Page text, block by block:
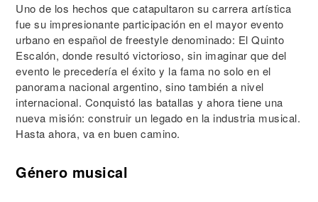
Uno de los hechos que catapultaron su carrera artística
fue su impresionante participación en el mayor evento
urbano en español de freestyle denominado: El Quinto
Escalón, donde resultó victorioso, sin imaginar que del
evento le precedería el éxito y la fama no solo en el
panorama nacional argentino, sino también a nivel
internacional. Conquistó las batallas y ahora tiene una
nueva misión: construir un legado en la industria musical.
Hasta ahora, va en buen camino.
Género musical